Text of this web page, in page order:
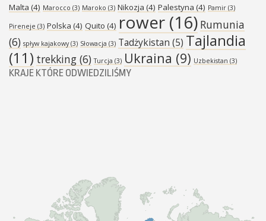
Malta (4) Marocco (3) Maroko (3) Nikozja (4) Palestyna (4) Pamir (3)
Pireneje (3) Polska (4) Quito (4) rower (16) Rumunia
(6) spływ kajakowy(3) Słowacja (3) Tadżykistan (5) Tajlandia
(11) trekking (6) Turcja (3) Ukraina (9) Uzbekistan (3)
KRAJE KTÓRE ODWIEDZILIŚMY